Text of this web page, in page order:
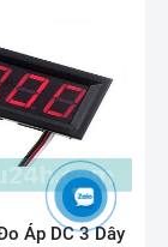
Áp DC 3 Dây